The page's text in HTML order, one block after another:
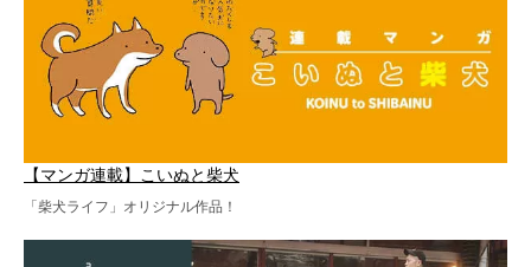
【マンガ連載】こいぬと柴犬
「柴犬ライフ」オリジナル作品！